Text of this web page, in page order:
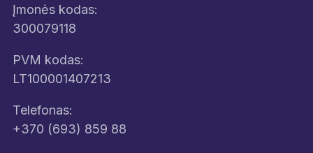
Įmonės kodas:
300079118
PVM kodas:
LT100001407213
Telefonas:
+370 (693) 859 88